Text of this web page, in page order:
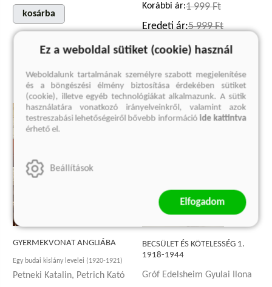
kosárba
Korábbi ár:1 999 Ft
Eredeti ár:5 999 Ft
kosárba
GYERMEKVONAT ANGLIÁBA
Egy budai kislány levelei (1920-1921)
Petneki Katalin, Petrich Kató
BECSÜLET ÉS KÖTELESSÉG 1.
1918-1944
Gróf Edelsheim Gyulai Ilona
Ez a weboldal sütiket (cookie) használ
Weboldalunk tartalmának személyre szabott megjelenítése
és a böngészési élmény biztosítása érdekében sütiket
(cookie), illetve egyéb technológiákat alkalmazunk. A sütik
használatára vonatkozó irányelveinkről, valamint azok
testreszabási lehetőségeiről bővebb információ ide kattintva
érhető el.
Beállítások
Elfogadom